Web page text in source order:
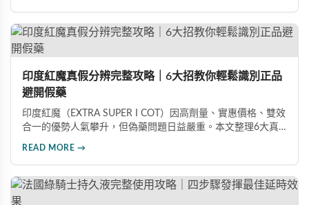
印度紅魔真假分辨完整攻略｜6大招教你輕鬆識別正品
避開假藥
印度紅魔（EXTRA SUPER I COT）因高劑量、實惠價格、雙效
合一的優勢人氣攀升，但偽藥問題日益嚴重。本文整理6大真
READ MORE →